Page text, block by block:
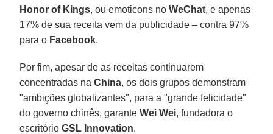
Honor of Kings, ou emoticons noWeChat, e apenas
17% de sua receita vem da publicidade – contra 97%
para o Facebook.
Por fim, apesar de as receitas continuarem
concentradas naChina, os dois grupos demonstram
"ambições globalizantes", para a "grande felicidade"
do governo chinês, garante Wei Wei, fundadora o
escritórioGSL Innovation.